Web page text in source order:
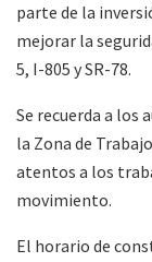
parte de la
mejorar la
5, I-805 y SR-78.
Se recuerda a los
la Zona de
atentos a los
movimiento.
El horario de